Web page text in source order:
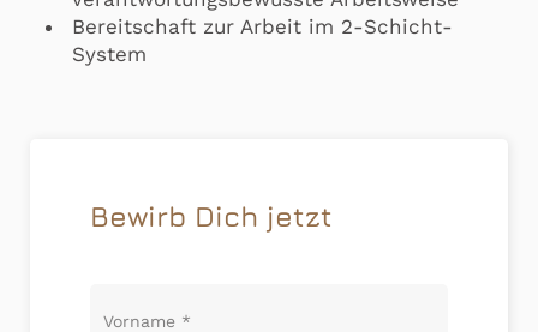
Bereitschaft zur Arbeit im 2-Schicht-
System
Bewirb Dich jetzt
Vorname *